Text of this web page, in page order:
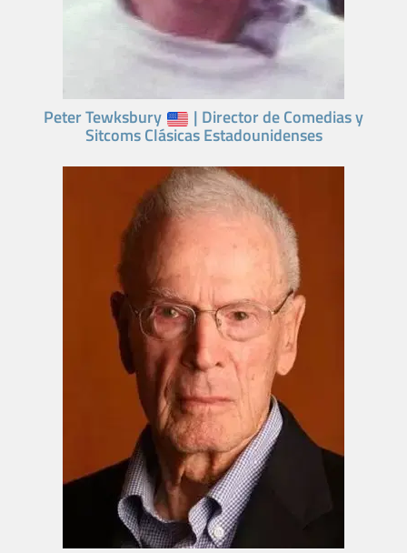
Peter Tewksbury | Director de Comedias y
Sitcoms Clásicas Estadounidenses